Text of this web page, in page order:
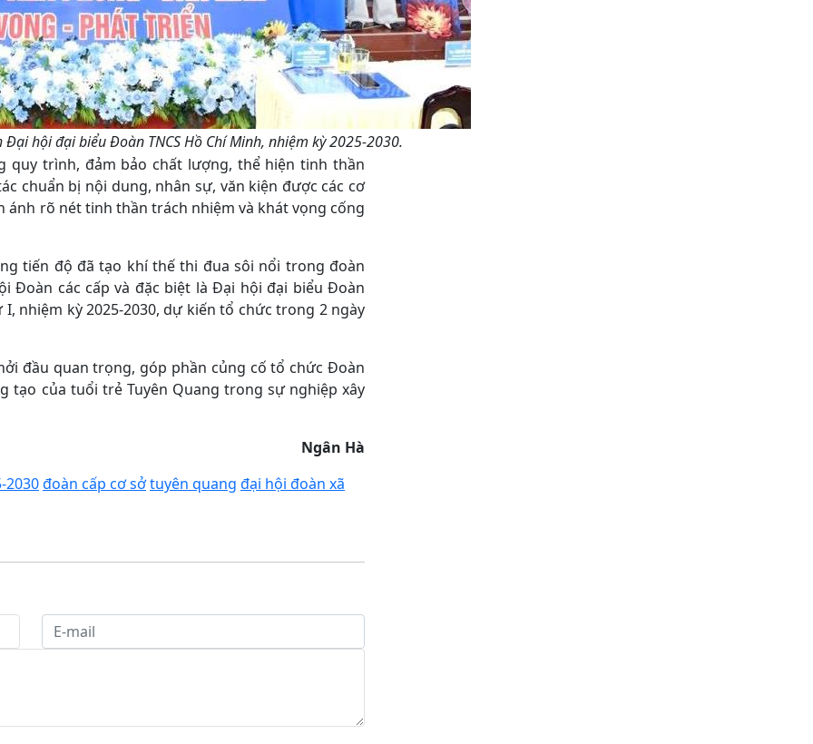
hội đại biểu Đoàn TNCS Hồ Chí Minh, nhiệm kỳ 2025-2030.
quy trình, đảm bảo chất lượng, thể hiện tinh thần
chuẩn bị nội dung, nhân sự, văn kiện được các cơ
rõ nét tinh thần trách nhiệm và khát vọng cống
tiến độ đã tạo khí thế thi đua sôi nổi trong đoàn
Đoàn các cấp và đặc biệt là Đại hội đại biểu Đoàn
nhiệm kỳ 2025-2030, dự kiến tổ chức trong 2 ngày
đầu quan trọng, góp phần củng cố tổ chức Đoàn
tạo của tuổi trẻ Tuyên Quang trong sự nghiệp xây
Ngân Hà
2030đoàn cấp cơ sởtuyên quang đại hội đoàn xã